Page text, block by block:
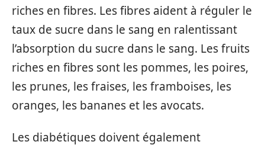
riches en fibres. Les fibres aident à réguler le
taux de sucre dans le sang en ralentissant
l’absorption du sucre dans le sang. Les fruits
riches en fibres sont les pommes, les poires,
les prunes, les fraises, les framboises, les
oranges, les bananes et les avocats.
Les diabétiques doivent également